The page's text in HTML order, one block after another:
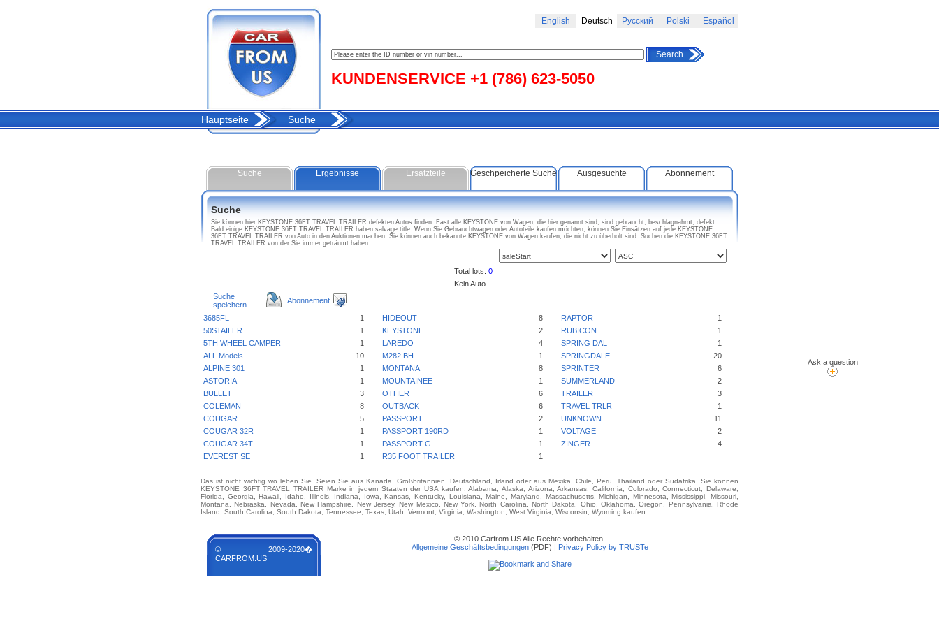
Ask a question
English Deutsch Русский Polski Español
KUNDENSERVICE +1 (786) 623-5050
Search
Hauptseite Suche
Suche Ergebnisse Ersatzteile Geschpeicherte Suche Ausgesuchte Abonnement
Suche
Sie können hier KEYSTONE 36FT TRAVEL TRAILER defekten Autos finden. Fast alle KEYSTONE von Wagen, die hier genannt sind, sind gebraucht, beschlagnahmt, defekt.
Bald einige KEYSTONE 36FT TRAVEL TRAILER haben salvage title. Wenn Sie Gebrauchtwagen oder Autoteile kaufen möchten, können Sie Einsätzen auf jede KEYSTONE
36FT TRAVEL TRAILER von Auto in den Auktionen machen. Sie können auch bekannte KEYSTONE von Wagen kaufen, die nicht zu überholt sind. Suchen die KEYSTONE 36FT
TRAVEL TRAILER von der Sie immer geträumt haben.
Total lots: 0
Kein Auto
Suche
speichern
Abonnement
3685FL 1 HIDEOUT 8 RAPTOR
1
50STAILER
1 KEYSTONE 2 RUBICON
1
5TH WHEEL CAMPER
1 LAREDO 4 SPRING DAL
1
ALL Models
10 M282 BH 1 SPRINGDALE
20
ALPINE 301
1 MONTANA 8 SPRINTER
6
ASTORIA
1 MOUNTAINEE 1 SUMMERLAND
2
BULLET
3 OTHER 6 TRAILER
3
COLEMAN
8 OUTBACK 6 TRAVEL TRLR
1
COUGAR
5 PASSPORT 2 UNKNOWN
11
COUGAR 32R
1 PASSPORT 190RD 1 VOLTAGE
2
COUGAR 34T
1 PASSPORT G 1 ZINGER
4
EVEREST SE
1 R35 FOOT TRAILER 1
Das ist nicht wichtig wo leben Sie. Seien Sie aus Kanada, Großbritannien, Deutschland, Irland oder aus Mexika, Chile, Peru, Thailand oder Südafrika. Sie können
KEYSTONE 36FT TRAVEL TRAILER Marke in jedem Staaten der USA kaufen: Alabama, Alaska, Arizona, Arkansas, California, Colorado, Connecticut, Delaware,
Florida, Georgia, Hawaii, Idaho, Illinois, Indiana, Iowa, Kansas, Kentucky, Louisiana, Maine, Maryland, Massachusetts, Michigan, Minnesota, Mississippi, Missouri,
Montana, Nebraska, Nevada, New Hampshire, New Jersey, New Mexico, New York, North Carolina, North Dakota, Ohio, Oklahoma, Oregon, Pennsylvania, Rhode
Island, South Carolina, South Dakota, Tennessee, Texas, Utah, Vermont, Virginia, Washington, West Virginia, Wisconsin, Wyoming kaufen.
© 2009-2020�
CARFROM.US
© 2010 Carfrom.US Alle Rechte vorbehalten.
Allgemeine Geschäftsbedingungen(PDF) | Privacy Policy by TRUSTe